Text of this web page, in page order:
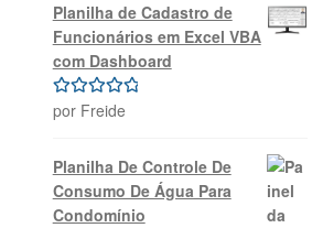
Planilha de Cadastro de
Funcionários em Excel VBA
com Dashboard
Avaliação5
por Freide
Planilha De Controle De
Consumo De Água Para
Condomínio